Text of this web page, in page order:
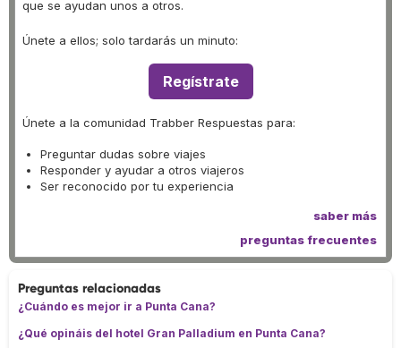
que se ayudan unos a otros.
Únete a ellos; solo tardarás un minuto:
Regístrate
Únete a la comunidad Trabber Respuestas para:
Preguntar dudas sobre viajes
Responder y ayudar a otros viajeros
Ser reconocido por tu experiencia
saber más
preguntas frecuentes
Preguntas relacionadas
¿Cuándo es mejor ir a Punta Cana?
¿Qué opináis del hotel Gran Palladium en Punta Cana?